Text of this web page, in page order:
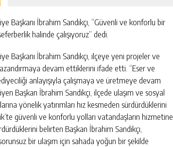
Başkanı İbrahim Sandıkçı, “Güvenli ve konforlu bir
halinde çalışıyoruz” dedi.
Başkanı İbrahim Sandıkçı, ilçeye yeni projeler ve
devam ettiklerini ifade etti. “Eser ve
anlayışıyla çalışmaya ve üretmeye devam
Başkan İbrahim Sandıkçı, ilçede ulaşım ve sosyal
yönelik yatırımları hız kesmeden sürdürdüklerini
güvenli ve konforlu yolları vatandaşların hizmetine
belirten Başkan İbrahim Sandıkçı,
bir ulaşım için sahada yoğun bir şekilde